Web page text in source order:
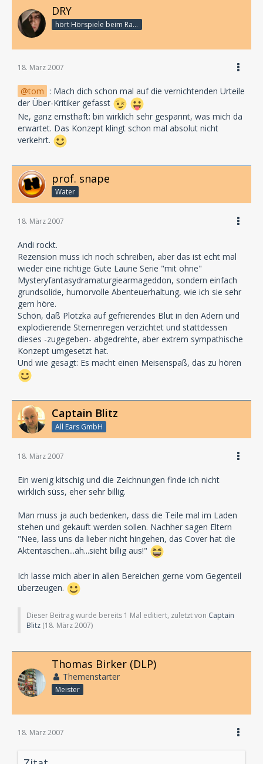
DRY
hört Hörspiele beim Rasenmähen
18. März 2007
tom : Mach dich schon mal auf die vernichtenden Urteile
der Über-Kritiker gefasst
Ne, ganz ernsthaft: bin wirklich sehr gespannt, was mich da
erwartet. Das Konzept klingt schon mal absolut nicht
verkehrt.
prof. snape
Water
18. März 2007
Andi rockt.
Rezension muss ich noch schreiben, aber das ist echt mal
wieder eine richtige Gute Laune Serie "mit ohne"
Mysteryfantasydramaturgiearmageddon, sondern einfach
grundsolide, humorvolle Abenteuerhaltung, wie ich sie sehr
gern höre.
Schön, daß Plotzka auf gefrierendes Blut in den Adern und
explodierende Sternenregen verzichtet und stattdessen
dieses -zugegeben- abgedrehte, aber extrem sympathische
Konzept umgesetzt hat.
Und wie gesagt: Es macht einen Meisenspaß, das zu hören
Captain Blitz
All Ears GmbH
18. März 2007
Ein wenig kitschig und die Zeichnungen finde ich nicht
wirklich süss, eher sehr billig.
Man muss ja auch bedenken, dass die Teile mal im Laden
stehen und gekauft werden sollen. Nachher sagen Eltern
"Nee, lass uns da lieber nicht hingehen, das Cover hat die
Aktentaschen...äh...sieht billig aus!"
Ich lasse mich aber in allen Bereichen gerne vom Gegenteil
überzeugen.
Dieser Beitrag wurde bereits 1 Mal editiert, zuletzt von Captain
Blitz (18. März 2007)
Thomas Birker (DLP)
Themenstarter
Meister
18. März 2007